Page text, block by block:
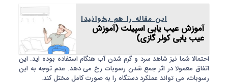
این مقاله را هم بخوانید!
آموزش عیب یابی اسپیلت (آموزش
عیب یابی کولر گازی)
احتمالا شما نیز شاهد سرد و گرم شدن آب هنگام استفاده بوده اید. این
اتفاق معمولا در اثر جمع شدن رسوبات رخ می دهد. عدم توجه به این
رسوبات، می تواند عملکرد دستگاه را به صورت کامل مختل کند.